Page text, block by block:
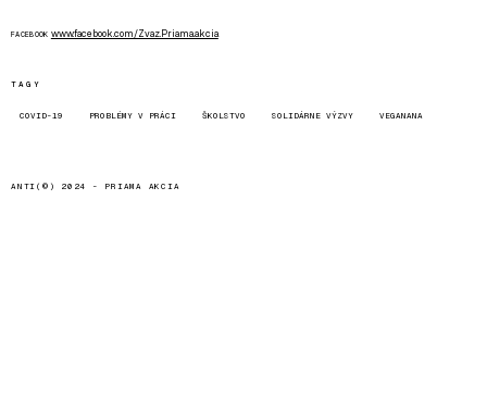
FACEBOOK www.facebook.com/Zvaz.Priama.akcia
TAGY
COVID-19 PROBLÉMY V PRÁCI ŠKOLSTVO SOLIDÁRNE VÝZVY VEGANANA
ANTI(©) 2024 - PRIAMA AKCIA